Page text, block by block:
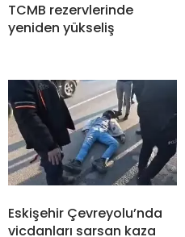
TCMB rezervlerinde
yeniden yükseliş
Eskişehir Çevreyolu’nda
vicdanları sarsan kaza